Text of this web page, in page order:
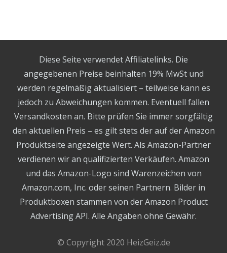
Diese Seite verwendet Affiliatelinks. Die
angegebenen Preise beinhalten 19% MwSt und
werden regelmäßig aktualisiert – teilweise kann es
jedoch zu Abweichungen kommen. Eventuell fallen
Versandkosten an. Bitte prüfen Sie immer sorgfältig
den aktuellen Preis – es gilt stets der auf der Amazon
Produktseite angezeigte Wert. Als Amazon-Partner
verdienen wir an qualifizierten Verkäufen. Amazon
und das Amazon-Logo sind Warenzeichen von
Amazon.com, Inc. oder seinen Partnern. Bilder in
Produktboxen stammen von der Amazon Product
Advertising API. Alle Angaben ohne Gewähr.
© Copyright 2020 HeizGeiz.de